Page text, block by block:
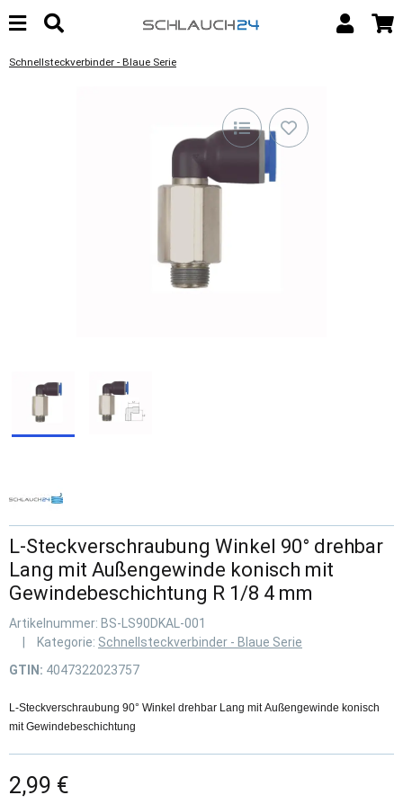
Schnellsteckverbinder - Blaue Serie
L-Steckverschraubung Winkel 90° drehbar
Lang mit Außengewinde konisch mit
Gewindebeschichtung R 1/8 4 mm
Artikelnummer: BS-LS90DKAL-001
Kategorie: Schnellsteckverbinder - Blaue Serie
GTIN: 4047322023757
L-Steckverschraubung 90° Winkel drehbar Lang mit Außengewinde konisch
mit Gewindebeschichtung
2,99 €